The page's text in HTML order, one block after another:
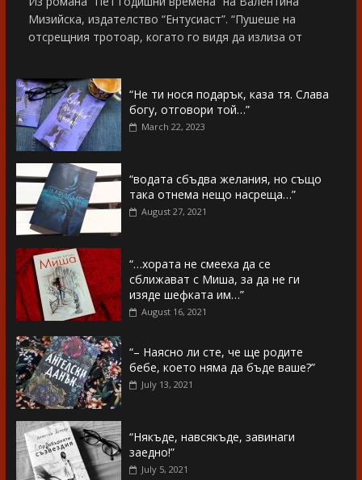
Мизийска, издателство “Ентусиаст”. “Пушеше на
отсрещния тротоар, когато го видя да излиза от
“Не ти нося подарък, каза тя. Слава
богу, отговори той…”
March 22, 2023
“водата сбъдва желания, но също
така отнема нещо насреща…”
August 27, 2021
“…хората не смееха да се
сближават с Миша, за да не ги
изяде шефката им…”
August 16, 2021
“– Наясно ли сте, че ще родите
бебе, което няма да бъде ваше?”
July 13, 2021
“Някъде, навсякъде, завинаги
заедно!”
July 5, 2021